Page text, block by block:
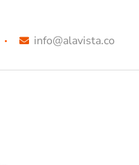
info@alavista.co